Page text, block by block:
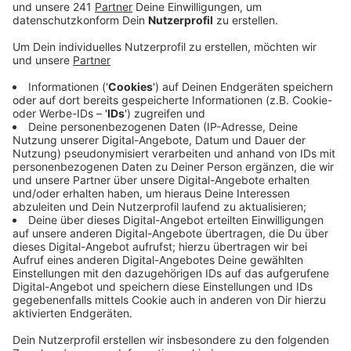
Anzeige
Bei dem Spiel geht es darum relativ schwere
Eisenkugeln mit einem Wurf möglichst nah
an einer etwas entfernte kleinere Kugel zu bekommen.
Für das Spiel ist ein eher weicher sandiger Untergrund
notwendig.
Die Verwaltung soll jetzt prüfen, ob der Bau eines
derartigen 9 mal 12 Meter 50 großen Platzes
überhaupt möglich ist. Eine bisher laut SPD viel
genutzte Bouleanlage in der Neuen Bahnstadt kann
aktuell nicht mehr bespielt werden, weil dort gebaut
wird. Deshalb soll die Stadt für eine Alternative
sorgen.
Das Ganze muss jetzt erstmal durch die politischen